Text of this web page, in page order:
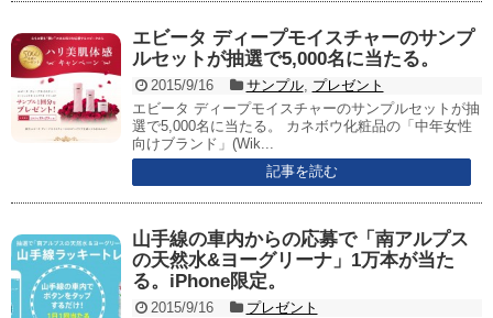
エビータ ディープモイスチャーのサンプ
ルセットが抽選で5,000名に当たる。
2015/9/16 サンプル, プレゼント
エビータ ディープモイスチャーのサンプルセットが抽
選で5,000名に当たる。 カネボウ化粧品の「中年女性
向けブランド」(Wik...
記事を読む
山手線の車内からの応募で「南アルプス
の天然水&ヨーグリーナ」1万本が当た
る。iPhone限定。
2015/9/16
プレゼント